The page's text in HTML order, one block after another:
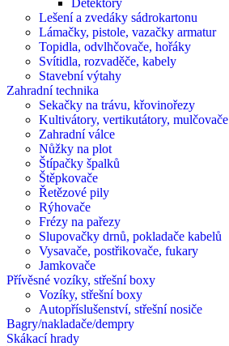
Lešení a zvedáky sádrokartonu
Lámačky, pistole, vazačky armatur
Topidla, odvlhčovače, hořáky
Svítidla, rozvaděče, kabely
Stavební výtahy
Zahradní technika
Sekačky na trávu, křovinořezy
Kultivátory, vertikutátory, mulčovače
Zahradní válce
Nůžky na plot
Štípačky špalků
Štěpkovače
Řetězové pily
Rýhovače
Frézy na pařezy
Slupovačky drnů, pokladače kabelů
Vysavače, postřikovače, fukary
Jamkovače
Přívěsné vozíky, střešní boxy
Vozíky, střešní boxy
Autopříslušenství, střešní nosiče
Bagry/nakladače/dempry
Skákací hrady